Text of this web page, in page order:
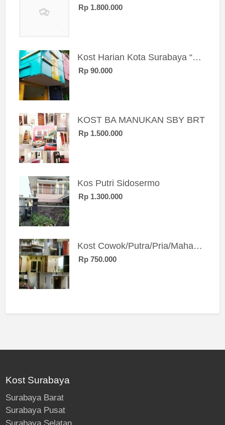
Rp 1.800.000
Kost Harian Kota Surabaya “Sierra Kost”
Rp 90.000
KOST BA MANUKAN SBY BRT
Rp 1.500.000
Kos Putri Sidosermo
Rp 1.300.000
Kost Cowok/Putra/Pria/Mahasiswa/Karyawan SIngle eksklusif bangunan baru
Rp 750.000
Kost Surabaya
Surabaya Barat
Surabaya Pusat
Surabaya Selatan